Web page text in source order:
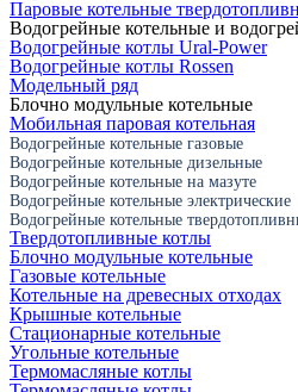
Паровые котельные
Водогрейные котельные и
Водогрейные котлы Ural-Power
Водогрейные котлы Rossen
Модельный ряд
Блочно модульные котельные
Мобильная паровая котельная
Водогрейные котельные газовые
Водогрейные котельные дизельные
Водогрейные котельные на мазуте
Водогрейные котельные электрические
Водогрейные котельные
Твердотопливные котлы
Блочно модульные котельные
Газовые котельные
Котельные на древесных отходах
Крышные котельные
Стационарные котельные
Угольные котельные
Термомасляные котлы